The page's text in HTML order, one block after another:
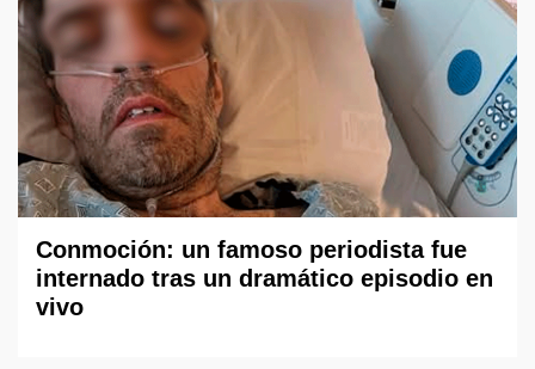
Conmoción: un famoso periodista fue
internado tras un dramático episodio en
vivo